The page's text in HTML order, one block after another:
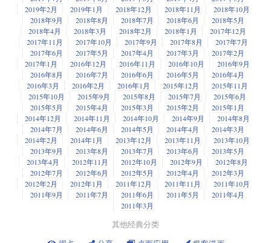
使用内置/自选股票指标来监控
如果你要做一些股票的技术分析，你可能需要基于各种不同的标准来监控
股票（这里叫做“股票指标”）。对于股票的跟踪，JStock提供多个预设的技
术指示器去获得股票上涨/下跌/逆转指数的趋势。下面的列表里面是一些可
用的指标。
平滑异同移动平均线（MACD）
相对强弱指标 (RSI)
资金流向指标 (MFI)
顺势指标 (CCI)
十字线
黄金交叉线，死亡交叉线
涨幅/跌幅
开启预设指示器能需要在 JStock 中点击“Stock Indicator Editor”标签。之后
点击右侧面板中的安装按钮。选择“Install from JStock server”选项，之后安
安装成功以后看起来应该像这样。
Discourse 页面 ，否则你只能使用IP地址了。你将看到如下信息：
cd.py 中，我们通过使用系统调用 os.chdir 实现自己的 cd 命令。
import os
from yosh.constants import *
def cd(args):
    os.chdir(args[0])
注意，我们会从内置函数返回 shell 的运行状态。所以，为了能够在项目中
继续使用常量，我们将它们移至
yosh/constants.py 。
yosh_project
|-- yosh
   |-- builtins
   |   |-- __init__.py
   |   |-- cd.py
2019年2月
2019年1月 2018年12月 2018年11月
2018年10月
2018年9月
2018年8月 2018年7月 2018年6月
2018年5月
2018年4月
2018年3月 2018年2月 2018年1月
2017年12月
2017年11月
2017年10月 2017年9月 2017年8月
2017年7月
2017年6月
2017年5月 2017年4月 2017年3月
2017年2月
2017年1月
2016年12月 2016年11月 2016年10月
2016年9月
2016年8月
2016年7月 2016年6月 2016年5月
2016年4月
2016年3月
2016年2月 2016年1月 2015年12月
2015年11月
2015年10月
2015年9月 2015年8月 2015年7月
2015年6月
2015年5月
2015年4月 2015年3月 2015年2月
2015年1月
2014年12月
2014年11月 2014年10月 2014年9月
2014年8月
2014年7月
2014年6月 2014年5月 2014年4月
2014年3月
2014年2月
2014年1月 2013年12月 2013年11月
2013年10月
2013年9月
2013年8月 2013年7月 2013年6月
2013年5月
2013年4月
2012年11月 2012年10月 2012年9月
2012年8月
2012年7月
2012年6月 2012年5月 2012年4月
2012年3月
2012年2月
2012年1月 2011年12月 2011年11月
2011年10月
2011年9月
2011年7月 2011年6月 2011年5月
2011年4月
2011年3月
其他经典分类